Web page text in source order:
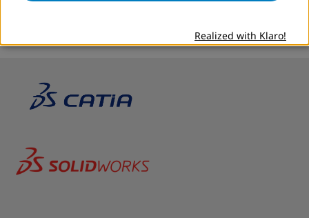
Realized with Klaro!